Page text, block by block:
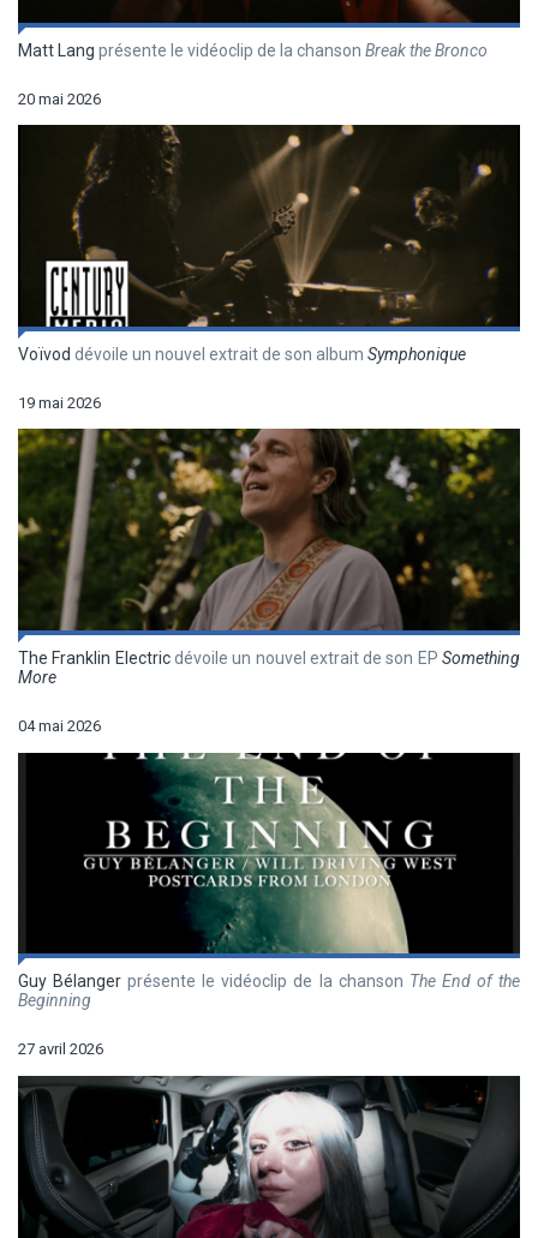
Matt Lang présente le vidéoclip de la chanson Break the Bronco
20 mai 2026
Voïvod dévoile un nouvel extrait de son album Symphonique
19 mai 2026
The Franklin Electricdévoile un nouvel extrait de son EPSomething
More
04 mai 2026
Guy Bélanger présente le vidéoclip de la chanson The End of the
Beginning
27 avril 2026